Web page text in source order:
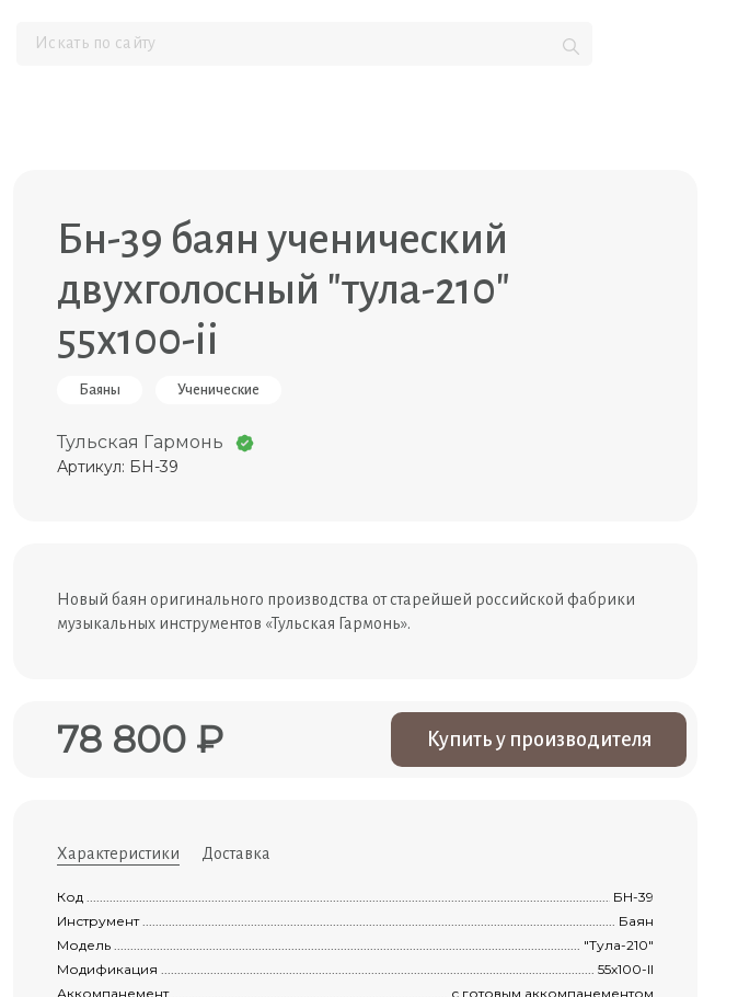
ученический
этюд-205м2
55x100-ii
ученический
"тула" 77/46х37-ii
Бн-39 баян ученический
двухголосный "тула-210"
55х100-ii
Баяны Ученические
Тульская Гармонь
Артикул: БН-39
Новый баян оригинального производства от старейшей российской фабрики
музыкальных инструментов «Тульская Гармонь».
78 800 ₽ Купить у производителя
Характеристики Доставка
Код
БН-39
Инструмент
Баян
Модель
"Тула-210"
Модификация
55х100-II
Аккомпанемент
с готовым аккомпанементом